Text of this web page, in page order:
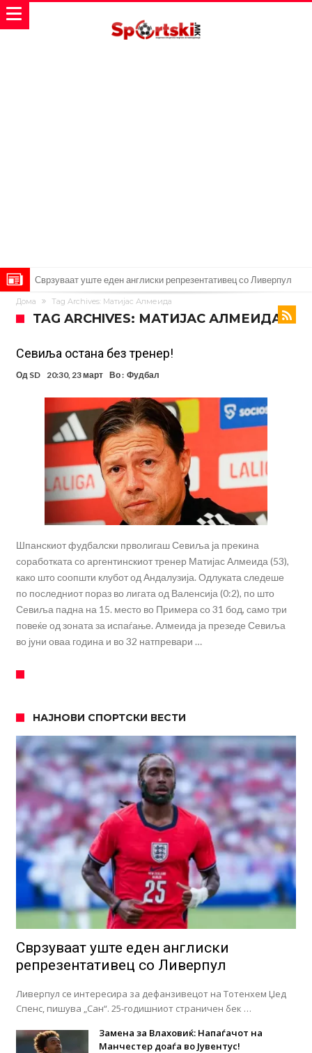
Сврзуваат уште еден англиски репрезентативец со Ливерпул
Замена за Влаховиќ: Напаѓачот на Манчестер доаѓа во Јувентус!
УЕФА повторно се заканува со бојкот на турнирите на ФИФА
поради Инфантино
Мурињо бесен поради одлуката на Реал: Протекоа детали од
разговорот што го потресе Мадрид!
Трансфер бомба во најва – Ливерпул сака да се засили од Реал
Мадрид!
Карагер ги изненади сите со својата прогноза: “Тие ќе ја освојат
Премиер лигата, а причината е едноставна”
Родри ги отвори вратите за трансфер во Барселона, Реал Мадрид
е информиран
Крај на сагата: Винисиус останува во Реал Мадрид до 2032
година
Директор на ФИА за драмата во Формула 1: Не можеме да одиме
толку далеку!
Колку бара ПСЖ и кој е „плафонот“ на Ливерпул за трансферот
ан Бредли Баркола?
Дома Tag Archives: Матијас Алмеида
TAG ARCHIVES: МАТИЈАС АЛМЕИДА
Севиља остана без тренер!
Од SD 20:30, 23 март Во : Фудбал
Шпанскиот фудбалски прволигаш Севиља ја прекина
соработката со аргентинскиот тренер Матијас Алмеида (53),
како што соопшти клубот од Андалузија. Одлуката следеше
по последниот пораз во лигата од Валенсија (0:2), по што
Севиља падна на 15. место во Примера со 31 бод, само три
повеќе од зоната за испаѓање. Алмеида ја презеде Севиља
во јуни оваа година и во 32 натпревари …
НАЈНОВИ СПОРТСКИ ВЕСТИ
Сврзуваат уште еден англиски
репрезентативец со Ливерпул
Ливерпул се интересира за дефанзивецот на Тотенхем Џед
Спенс, пишува „Сан“. 25-годишниот страничен бек …
Замена за Влаховиќ: Напаѓачот на
Манчестер доаѓа во Јувентус!